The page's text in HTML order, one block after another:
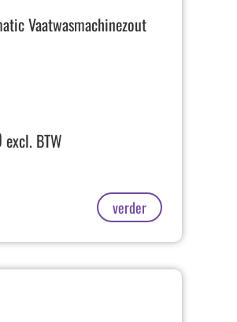
Vaatwasmachinezout
excl. BTW
verder